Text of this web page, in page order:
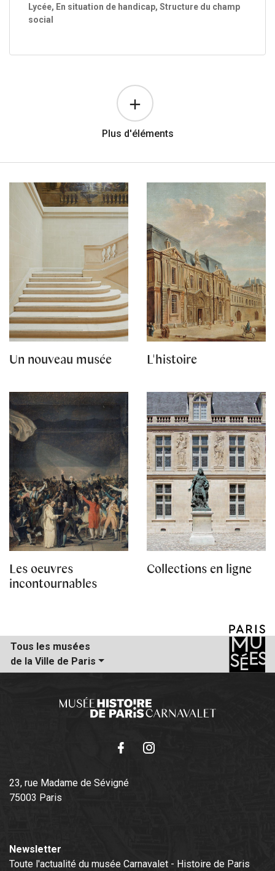
Lycée, En situation de handicap, Structure du champ
social
Plus d'éléments
Un nouveau musée L'histoire
Les oeuvres
incontournables
Collections en ligne
Tous les musées
de la Ville de Paris
23, rue Madame de Sévigné
75003 Paris
Newsletter
Toute l'actualité du musée Carnavalet - Histoire de Paris